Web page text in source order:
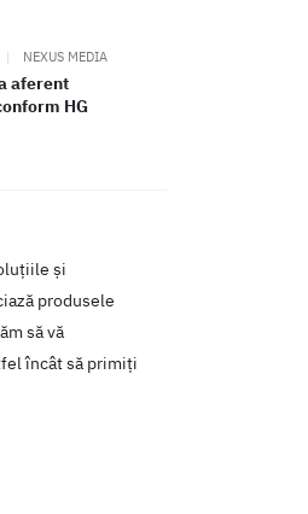
| NEXUS MEDIA
aferent
HG
și
produsele
să vă
încât să primiți